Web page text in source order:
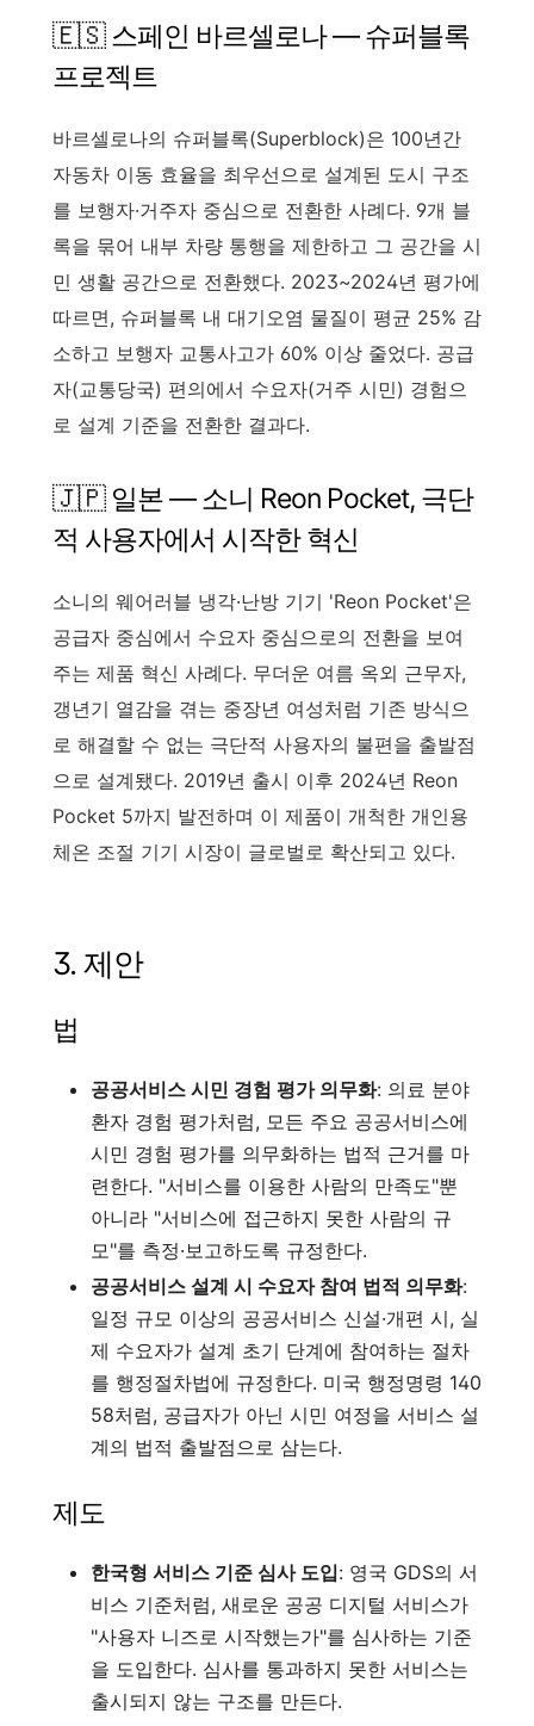
🇪🇸 스페인 바르셀로나 — 슈퍼블록
프로젝트
바르셀로나의 슈퍼블록(Superblock)은 100년간
자동차 이동 효율을 최우선으로 설계된 도시 구조
를 보행자·거주자 중심으로 전환한 사례다. 9개 블
록을 묶어 내부 차량 통행을 제한하고 그 공간을 시
민 생활 공간으로 전환했다. 2023~2024년 평가에
따르면, 슈퍼블록 내 대기오염 물질이 평균 25% 감
소하고 보행자 교통사고가 60% 이상 줄었다. 공급
자(교통당국) 편의에서 수요자(거주 시민) 경험으
로 설계 기준을 전환한 결과다.
🇯🇵 일본 — 소니 Reon Pocket, 극단
적 사용자에서 시작한 혁신
소니의 웨어러블 냉각·난방 기기 'Reon Pocket'은
공급자 중심에서 수요자 중심으로의 전환을 보여
주는 제품 혁신 사례다. 무더운 여름 옥외 근무자,
갱년기 열감을 겪는 중장년 여성처럼 기존 방식으
로 해결할 수 없는 극단적 사용자의 불편을 출발점
으로 설계됐다. 2019년 출시 이후 2024년 Reon
Pocket 5까지 발전하며 이 제품이 개척한 개인용
체온 조절 기기 시장이 글로벌로 확산되고 있다.
3. 제안
법
공공서비스 시민 경험 평가 의무화: 의료 분야
환자 경험 평가처럼, 모든 주요 공공서비스에
시민 경험 평가를 의무화하는 법적 근거를 마
련한다. "서비스를 이용한 사람의 만족도"뿐
아니라 "서비스에 접근하지 못한 사람의 규
모"를 측정·보고하도록 규정한다.
공공서비스 설계 시 수요자 참여 법적 의무화:
일정 규모 이상의 공공서비스 신설·개편 시, 실
제 수요자가 설계 초기 단계에 참여하는 절차
를 행정절차법에 규정한다. 미국 행정명령 140
58처럼, 공급자가 아닌 시민 여정을 서비스 설
계의 법적 출발점으로 삼는다.
제도
한국형 서비스 기준 심사 도입: 영국 GDS의 서
비스 기준처럼, 새로운 공공 디지털 서비스가
"사용자 니즈로 시작했는가"를 심사하는 기준
을 도입한다. 심사를 통과하지 못한 서비스는
출시되지 않는 구조를 만든다.